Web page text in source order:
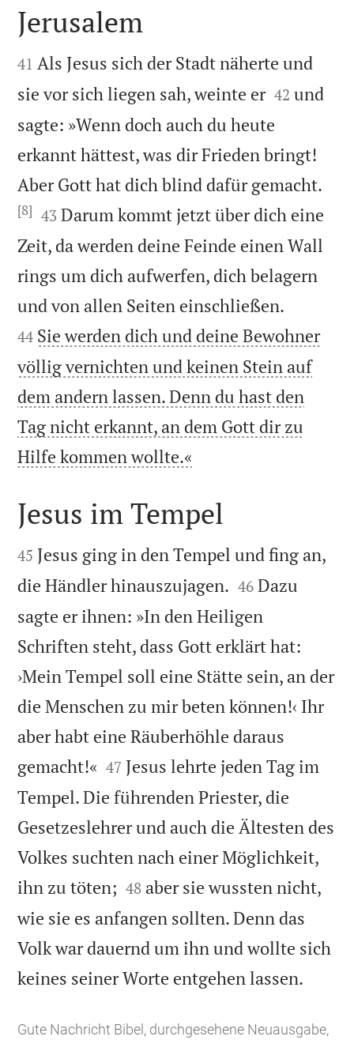

Jerusalem

41 Als Jesus sich der Stadt näherte und
sie vor sich liegen sah, weinte er
42 und
sagte: »Wenn doch auch du heute
erkannt hättest, was dir Frieden bringt!
Aber Gott hat dich blind dafür gemacht.
[8] 

43 Darum kommt jetzt über dich eine
Zeit, da werden deine Feinde einen Wall
rings um dich aufwerfen, dich belagern
und von allen Seiten einschließen.
44 Sie werden dich und deine Bewohner
völlig vernichten und keinen Stein auf
dem andern lassen. Denn du hast den
Tag nicht erkannt, an dem Gott dir zu
Hilfe kommen wollte.«

Jesus im Tempel

45 Jesus ging in den Tempel und fing an,
die Händler hinauszujagen. 

46 Dazu
sagte er ihnen: »In den Heiligen
Schriften steht, dass Gott erklärt hat:
›Mein Tempel soll eine Stätte sein, an der
die Menschen zu mir beten können!‹ Ihr
aber habt eine Räuberhöhle daraus
gemacht!« 

47 Jesus lehrte jeden Tag im
Tempel. Die führenden Priester, die
Gesetzeslehrer und auch die Ältesten des
Volkes suchten nach einer Möglichkeit,
ihn zu töten; 

48 aber sie wussten nicht,
wie sie es anfangen sollten. Denn das
Volk war dauernd um ihn und wollte sich
keines seiner Worte entgehen lassen.
Gute Nachricht Bibel, durchgesehene Neuausgabe,